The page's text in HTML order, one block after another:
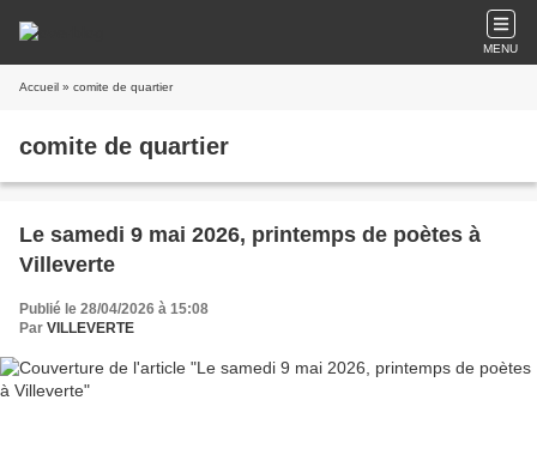
MENU
Accueil » comite de quartier
comite de quartier
Le samedi 9 mai 2026, printemps de poètes à
Villeverte
Publié le 28/04/2026 à 15:08
Par VILLEVERTE